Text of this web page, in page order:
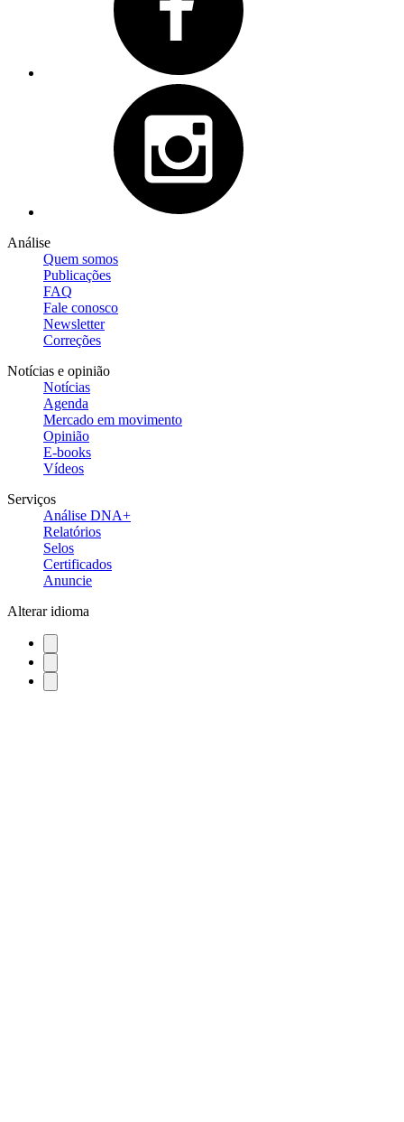
Análise
Quem somos
Publicações
FAQ
Fale conosco
Newsletter
Correções
Notícias e opinião
Notícias
Agenda
Mercado em movimento
Opinião
E-books
Vídeos
Serviços
Análise DNA+
Relatórios
Selos
Certificados
Anuncie
Alterar idioma